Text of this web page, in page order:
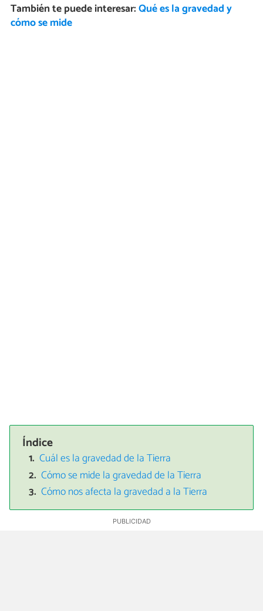
También te puede interesar:Qué es la gravedad y
cómo se mide
Índice
Cuál es la gravedad de la Tierra
Cómo se mide la gravedad de la Tierra
Cómo nos afecta la gravedad a la Tierra